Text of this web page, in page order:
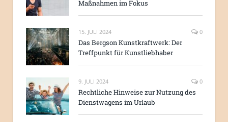
Maßnahmen im Fokus
15. JULI 2024 0
Das Bergson Kunstkraftwerk: Der
Treffpunkt für Kunstliebhaber
9. JULI 2024 0
Rechtliche Hinweise zur Nutzung des
Dienstwagens im Urlaub